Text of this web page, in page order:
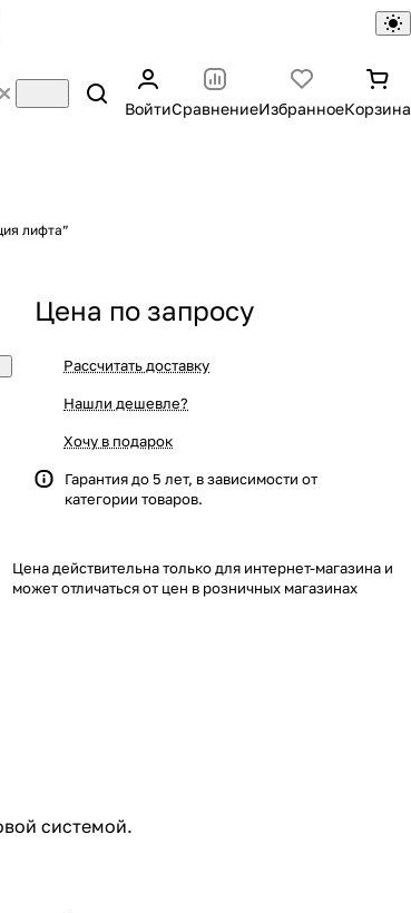
ВойтиСравнениеИзбранноеКорзина
лифта”
Цена по запросу
Рассчитать доставку
Нашли дешевле?
Хочу в подарок
Гарантия до 5 лет, в зависимости от
категории товаров.
Цена действительна только для интернет-магазина и
может отличаться от цен в розничных магазинах
системой.